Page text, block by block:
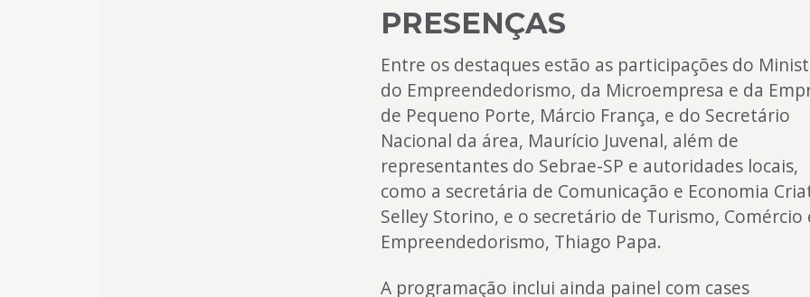
PRESENÇAS
Entre os destaques estão as participações do
do Empreendedorismo, da Microempresa e da
de Pequeno Porte, Márcio França, e do Secretário
Nacional da área, Maurício Juvenal, além de
representantes do Sebrae-SP e autoridades locais,
como a secretária de Comunicação e Economia
Selley Storino, e o secretário de Turismo, Comércio
Empreendedorismo, Thiago Papa.
A programação inclui ainda painel com cases